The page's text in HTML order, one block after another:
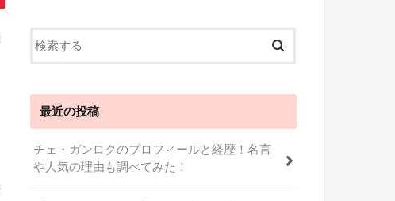
最近の投稿
チェ・ガンロクのプロフィールと経歴！名言
や人気の理由も調べてみた！